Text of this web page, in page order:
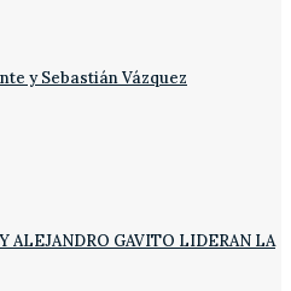
y Sebastián Vázquez
ALEJANDRO GAVITO LIDERAN LA